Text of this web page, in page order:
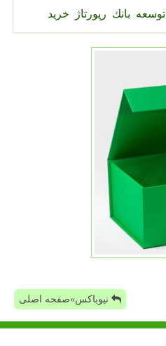
توسعه بانك رپورتاژ خرید
نیوباکس»صفحه اصلی